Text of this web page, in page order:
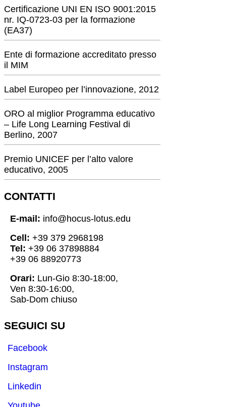
Certificazione UNI EN ISO 9001:2015
nr. IQ-0723-03 per la formazione
(EA37)
Ente di formazione accreditato presso
il MIM
Label Europeo per l’innovazione, 2012
ORO al miglior Programma educativo
– Life Long Learning Festival di
Berlino, 2007
Premio UNICEF per l’alto valore
educativo, 2005
CONTATTI
E-mail: info@hocus-lotus.edu
Cell: +39 379 2968198
Tel: +39 06 37898884
+39 06 88920773
Orari: Lun-Gio 8:30-18:00,
Ven 8:30-16:00,
Sab-Dom chiuso
SEGUICI SU
Facebook
Instagram
Linkedin